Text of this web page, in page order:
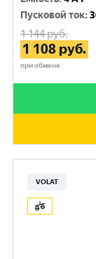
Пусковой ток:
1 144руб.
1 108 руб.
при обмене
VOLAT